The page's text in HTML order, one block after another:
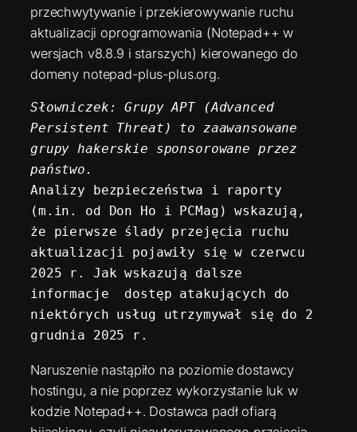
przechwytywanie i przekierowywanie ruchu
aktualizacji oprogramowania (Notepad++ w
wersjach v8.8.9 i starszych) kierowanego do
domeny notepad-plus-plus.org.
Słowniczek: Grupy APT (Advanced
Persistent Threat) to zaawansowane
grupy hakerskie sponsorowane przez
państwo.
Analizy bezpieczeństwa i raporty
(m.in. od Don Ho i PCMag) wskazują,
że pierwsze ślady przejęcia ruchu
aktualizacji pojawiły się w czerwcu
2025 r. Jak wskazują dalsze
informacje  dostęp atakujących do
niektórych usług utrzymywał się do 2
grudnia 2025 r.
Naruszenie nastąpiło na poziomie dostawcy
hostingu, a nie poprzez wykorzystanie luk w
kodzie Notepad++. Dostawca padł ofiarą